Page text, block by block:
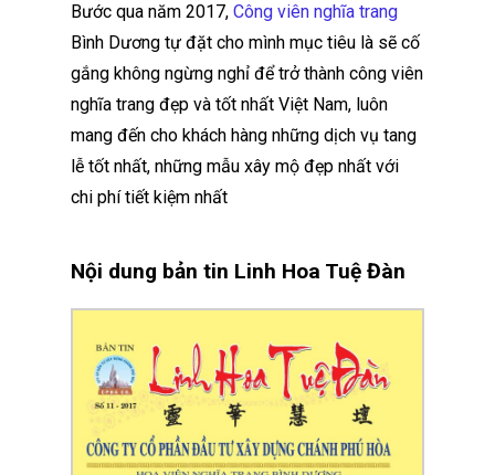
Bước qua năm 2017, Công viên nghĩa trang
Bình Dương tự đặt cho mình mục tiêu là sẽ cố
gắng không ngừng nghỉ để trở thành công viên
nghĩa trang đẹp và tốt nhất Việt Nam, luôn
mang đến cho khách hàng những dịch vụ tang
lễ tốt nhất, những mẫu xây mộ đẹp nhất với
chi phí tiết kiệm nhất
Nội dung bản tin Linh Hoa Tuệ Đàn